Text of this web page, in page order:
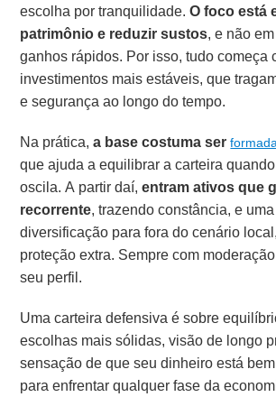
escolha por tranquilidade.O foco está
patrimônio e reduzir sustos, e não
ganhos rápidos. Por isso, tudo começa
investimentos mais estáveis, que
e segurança ao longo do tempo.
Na prática, a base costuma ser
que ajuda a equilibrar a carteira
oscila. A partir daí,entram ativos que
recorrente, trazendo constância, e
diversificação para fora do cenário
proteção extra. Sempre com
seu perfil.
Uma carteira defensiva é sobre
escolhas mais sólidas, visão de longo
sensação de que seu dinheiro está
para enfrentar qualquer fase da